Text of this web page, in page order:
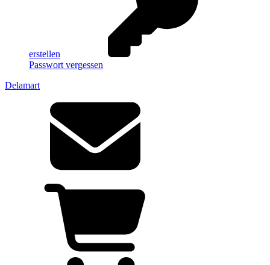
erstellen
Passwort vergessen
Delamart